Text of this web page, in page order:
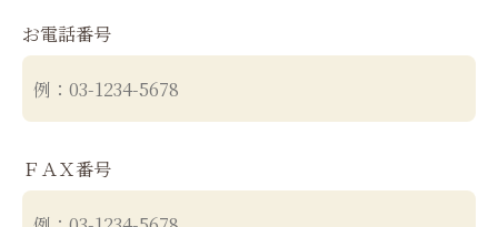
お電話番号
ＦＡＸ番号